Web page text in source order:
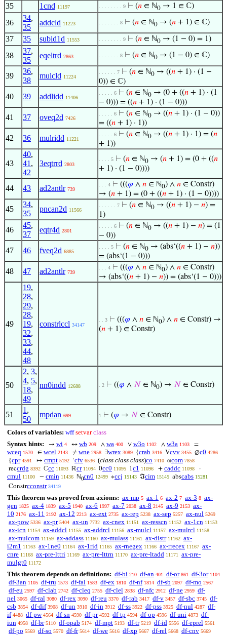
35 1cnd 11197 . . . . . . . . 9 ⊢ (𝑛 ∈ ℕ0 → 1 ∈ ℂ)
36
34,
35
addcld 11223 . . . . . . . 8 ⊢ (𝑛 ∈ ℕ0 → (𝑛 + 1) ∈ ℂ)
37 35 subid1d 11553 . . . . . . . . 9 ⊢ (𝑛 ∈ ℕ0 → (1 − 0) = 1)
38
37,
35
eqeltrd 2863 . . . . . . . 8 ⊢ (𝑛 ∈ ℕ0 → (1 − 0) ∈ ℂ)
39
36,
38
mulcld 11224
. . . . . . 7 ⊢ (𝑛 ∈ ℕ0 → ((𝑛 + 1) · (1 −
0)) ∈ ℂ)
40 39 addlidd 11406
. . . . . 6 ⊢ (𝑛 ∈ ℕ0 → (0 + ((𝑛 + 1) · (1
− 0))) = ((𝑛 + 1) · (1 − 0)))
41 37 oveq2d 7426
. . . . . 6 ⊢ (𝑛 ∈ ℕ0 → ((𝑛 + 1) · (1 − 0))
= ((𝑛 + 1) · 1))
42 36 mulridd 11221
. . . . . 6 ⊢ (𝑛 ∈ ℕ0 → ((𝑛 + 1) · 1) = (𝑛
+ 1))
43
40,
41 ,
42
3eqtrrd 2803
. . . . 5 ⊢ (𝑛 ∈ ℕ0 → (𝑛 + 1) = (0 + ((𝑛
+ 1) · (1 − 0))))
44 43 ad2antlr 739
. . . 4 ⊢ (((𝜑 ∧ 𝑛 ∈ ℕ0) ∧ 𝑛 ∈ Constr)
→ (𝑛 + 1) = (0 + ((𝑛 + 1) · (1 − 0))))
45
34,
35
pncan2d 11566
. . . . . . 7 ⊢ (𝑛 ∈ ℕ0 → ((𝑛 + 1) − 𝑛) =
1)
46
45,
37
eqtr4d 2801
. . . . . 6 ⊢ (𝑛 ∈ ℕ0 → ((𝑛 + 1) − 𝑛) = (1
− 0))
47 46 fveq2d 6885
. . . . 5 ⊢ (𝑛 ∈ ℕ0 → (abs‘((𝑛 + 1) − 𝑛))
= (abs‘(1 − 0)))
48 47 ad2antlr 739
. . . 4 ⊢ (((𝜑 ∧ 𝑛 ∈ ℕ0) ∧ 𝑛 ∈ Constr)
→ (abs‘((𝑛 + 1) − 𝑛)) = (abs‘(1 − 0)))
49
19,
28,
29,
28,
19,
32,
33,
44,
48
constrlccl 34147
. . 3 ⊢ (((𝜑 ∧ 𝑛 ∈ ℕ0) ∧ 𝑛 ∈ Constr) →
(𝑛 + 1) ∈ Constr)
50
2, 3,
4, 5,
18,
49
nn0indd 12688 . 2 ⊢ ((𝜑 ∧ 𝑁 ∈ ℕ0) → 𝑁 ∈ Constr)
51
1 ,
50
mpdan 699 1 ⊢ (𝜑 → 𝑁 ∈ Constr)
Colors of variables: wff setvar class
Syntax hints:
→ wi 4 ↔ wb 209 ∧ wa 400 ∨ w3o 1102 ∧ w3a 1103 =
wceq 1570 ∈ wcel 2143 ≠ wne 2958 ∃wrex 3089 {crab 3416 Vcvv 3455 ∅c0 4286
{cpr 4591 ↦ cmpt 5192 ‘cfv 6536 (class class class)co 7410 ωcom 7858
reccrdg 8392 ℂcc 11093 ℝcr 11094 0cc0 11095 1c1 11096 + caddc 11098 ·
cmul 11100 − cmin 11436 ℕ0cn0 12499 ∗ccj 15143 ℑcim 15145 abscabs 15281
Constrcconstr 34119
This theorem was proved from axioms: ax-mp 5 ax-1 6 ax-2 7 ax-3 8 ax-
gen 1825 ax-4 1839 ax-5 1940 ax-6 1997 ax-7 2038 ax-8 2145 ax-9 2153 ax-
10 2176 ax-11 2192 ax-12 2213 ax-ext 2735 ax-rep 5238 ax-sep 5257 ax-nul 5269
ax-pow 5336 ax-pr 5404 ax-un 7732 ax-cnex 11151 ax-resscn 11152 ax-1cn 11153
ax-icn 11154 ax-addcl 11155 ax-addrcl 11156 ax-mulcl 11157 ax-mulrcl 11158
ax-mulcom 11159 ax-addass 11160 ax-mulass 11161 ax-distr 11162 ax-
i2m1 11163 ax-1ne0 11164 ax-1rid 11165 ax-rnegex 11166 ax-rrecex 11167 ax-
cnre 11168 ax-pre-lttri 11169 ax-pre-lttrn 11170 ax-pre-ltadd 11171
ax-pre-
mulgt0 11172
This theorem depends on definitions: df-bi 210 df-an 401 df-or 861 df-3or 1104
df-3an 1105 df-tru 1573 df-fal 1583 df-ex 1810 df-nf 1814 df-sb 2097 df-mo 2567
df-eu 2597 df-clab 2742 df-cleq 2755 df-clel 2838 df-nfc 2912 df-ne 2959 df-
nel 3065 df-ral 3080 df-rex 3090 df-reu 3370 df-rab 3417 df-v 3457 df-sbc 3745 df-
csb 3854 df-dif 3908 df-un 3910 df-in 3912 df-ss 3922 df-pss 3925 df-nul 4287 df-
if 4488 df-pw 4564 df-sn 4590 df-pr 4592 df-tp 4594 df-op 4596 df-uni 4873 df-
iun 4958 df-br 5110 df-opab 5174 df-mpt 5193 df-tr 5219 df-id 5556 df-eprel 5561
df-po 5569 df-so 5570 df-fr 5614 df-we 5616 df-xp 5667 df-rel 5668 df-cnv 5669